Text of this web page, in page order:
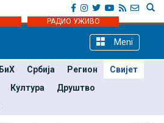
РАДИО УЖИВО
Meni
БиХ Србија Регион
Свијет
Култура
Друштво